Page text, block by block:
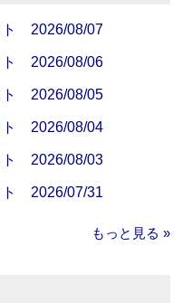
ト 2026/08/07
ト 2026/08/06
ト 2026/08/05
ト 2026/08/04
ト 2026/08/03
ト 2026/07/31
もっと見る »